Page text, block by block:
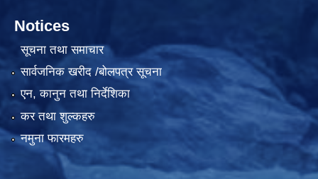
Notices
सूचना तथा समाचार
सार्वजनिक खरीद /बोलपत्र सूचना
एन, कानुन तथा निर्देशिका
कर तथा शुल्कहरु
नमुना फारमहरु